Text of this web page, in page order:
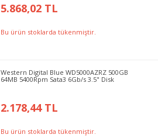
5.868,02 TL
Bu ürün stoklarda tükenmiştir.
Western Digital Blue WD5000AZRZ 500GB
64MB 5400Rpm Sata3 6Gb/s 3.5" Disk
2.178,44 TL
Bu ürün stoklarda tükenmiştir.